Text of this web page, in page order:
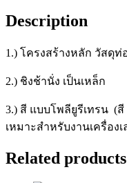
Description
1.) โครงสร้างหลัก วัสดุท่
2.) ชิงช้านั่ง เป็นเหล็ก
3.) สี แบบโพลียูรีเทรน (
เหมาะสำหรับงานเครื่อง
Related products